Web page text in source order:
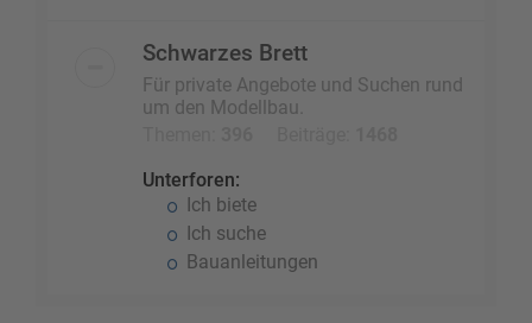
Schwarzes Brett
Für private Angebote und Suchen rund
um den Modellbau.
Unterforen:
Ich biete
Ich suche
Bauanleitungen